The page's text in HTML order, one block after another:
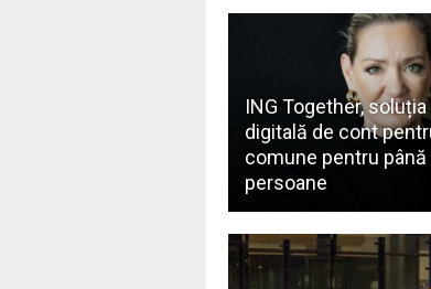
ING Together, soluția
digitală de cont
comune pentru până
persoane